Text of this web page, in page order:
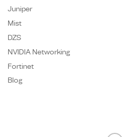
Juniper
Mist
DZS
NVIDIA Networking
Fortinet
Blog